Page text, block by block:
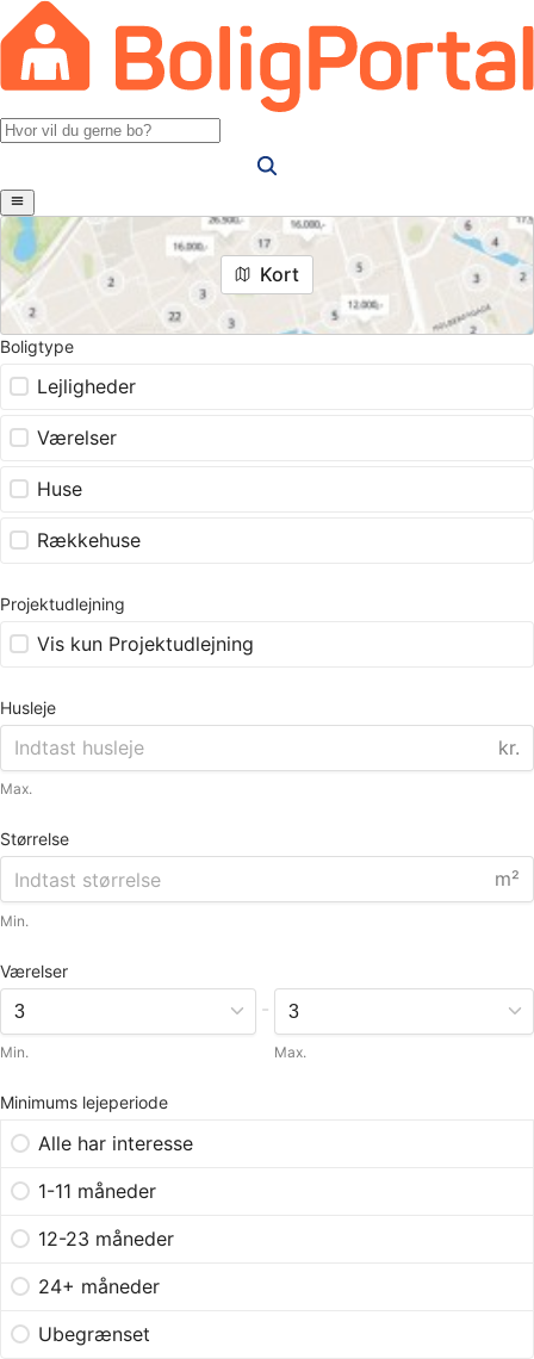
Kort
Boligtype
Lejligheder
Værelser
Huse
Rækkehuse
Projektudlejning
Vis kun Projektudlejning
Husleje
kr.
Max.
Størrelse
m²
Min.
Værelser
Min.
-
Max.
Minimums lejeperiode
Alle har interesse
1-11 måneder
12-23 måneder
24+ måneder
Ubegrænset